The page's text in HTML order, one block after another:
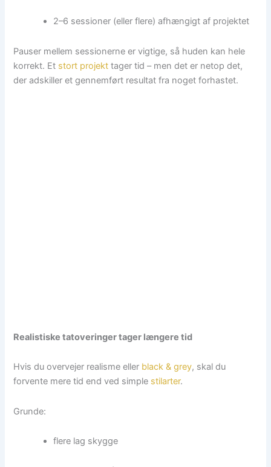
2–6 sessioner (eller flere) afhængigt af projektet
Pauser mellem sessionerne er vigtige, så huden kan hele
korrekt. Et stort projekt tager tid – men det er netop det,
der adskiller et gennemført resultat fra noget forhastet.
Realistiske tatoveringer tager længere tid
Hvis du overvejer realisme eller black & grey, skal du
forvente mere tid end ved simple stilarter.
Grunde:
flere lag skygge